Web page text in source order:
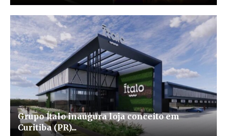
Grupo Ítalo inaugura loja conceito em
Curitiba (PR)...